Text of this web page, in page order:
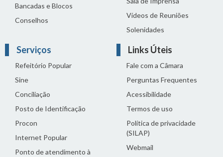
Bancadas e Blocos
Conselhos
Vídeos de Reuniões
Solenidades
Serviços
Refeitório Popular
Sine
Conciliação
Posto de Identificação
Procon
Internet Popular
Ponto de atendimento à
Links Úteis
Fale com a Câmara
Perguntas Frequentes
Acessibilidade
Termos de uso
Política de privacidade
(SILAP)
Webmail